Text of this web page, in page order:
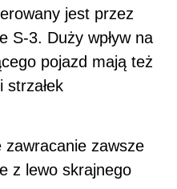
jest przez
S-3. Duży wpływ na
pojazd mają też
zawsze
z lewo skrajnego